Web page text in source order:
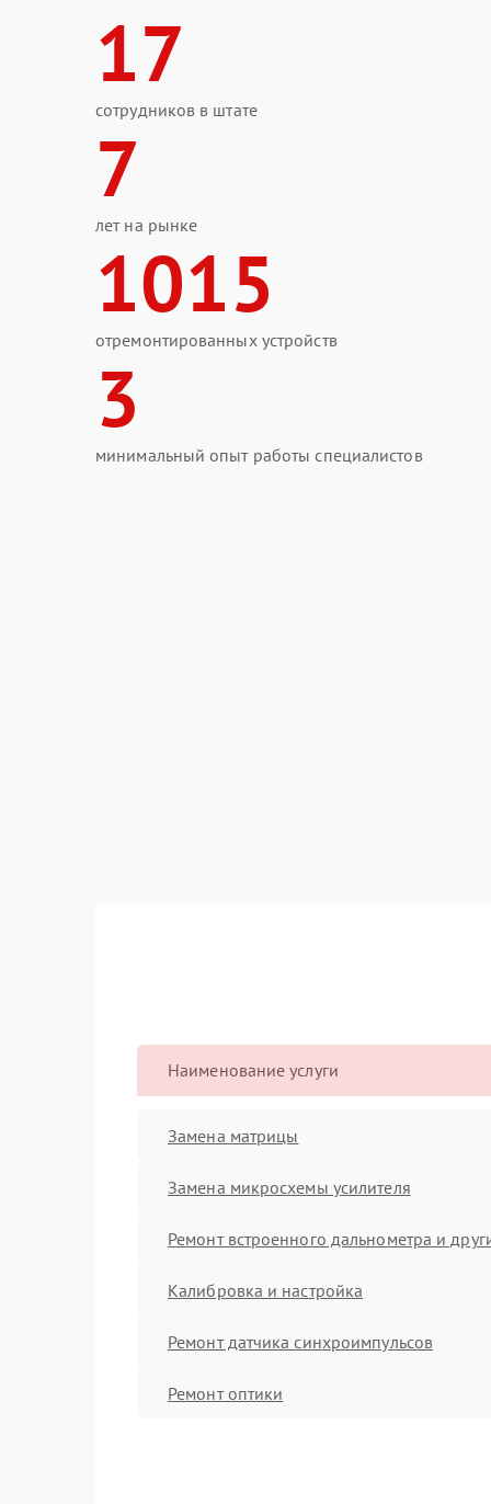
17
сотрудников в штате
7
лет на рынке
1015
отремонтированных устройств
3
минимальный опыт работы специалистов
Наименование услуги
Замена матрицы
Замена микросхемы усилителя
Ремонт встроенного дальнометра и
Калибровка и настройка
Ремонт датчика синхроимпульсов
Ремонт оптики